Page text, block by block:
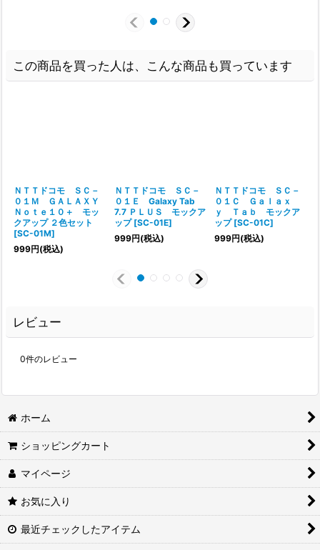
この商品を買った人は、こんな商品も買っています
ＮＴＴドコモ ＳＣ－
０１Ｍ ＧＡＬＡＸＹ
Ｎｏｔｅ１０＋ モッ
クアップ ２色セット
[SC-01M]
999円(税込)
ＮＴＴドコモ ＳＣ－
０１Ｅ Galaxy Tab
7.7 ＰＬＵＳ モックア
ップ [SC-01E]
999円(税込)
ＮＴＴドコモ ＳＣ－
０１Ｃ Ｇａｌａｘ
ｙ Ｔａｂ モックア
ップ [SC-01C]
999円(税込)
レビュー
0件のレビュー
ホーム
ショッピングカート
マイページ
お気に入り
最近チェックしたアイテム